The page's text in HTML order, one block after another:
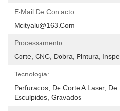
E-Mail De Contacto:
Mcityalu@163.com
Processamento:
Corte, CNC, Dobra, Pintura,
Tecnologia:
Perfurados, De Corte A Laser, De
Esculpidos, Gravados